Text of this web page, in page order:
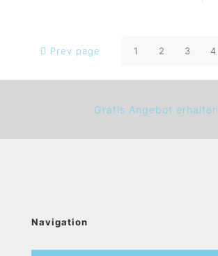
Prev page 1 2 3 4
Gratis Angebot erhalten
Navigation